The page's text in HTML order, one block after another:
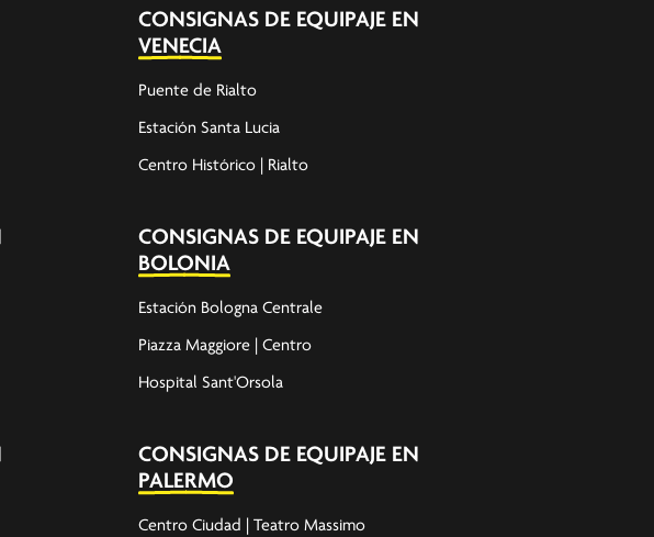
CONSIGNAS DE EQUIPAJE EN
VENECIA
Puente de Rialto
Estación Santa Lucia
Centro Histórico | Rialto
CONSIGNAS DE EQUIPAJE EN
BOLONIA
Estación Bologna Centrale
Piazza Maggiore | Centro
Hospital Sant'Orsola
CONSIGNAS DE EQUIPAJE EN
PALERMO
Centro Ciudad | Teatro Massimo